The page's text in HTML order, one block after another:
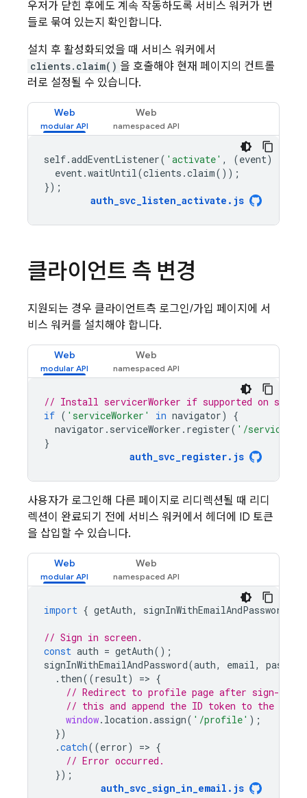
우저가 닫힌 후에도 계속 작동하도록 서비스 워커가 번
들로 묶여 있는지 확인합니다.
설치 후 활성화되었을 때 서비스 워커에서
clients.claim() 을 호출해야 현재 페이지의 컨트롤
러로 설정될 수 있습니다.
Web Web
self.addEventListener( 'activate' , (event)
event.waitUntil(clients .claim());
});
auth_svc_listen_activate . js
클라이언트 측 변경
지원되는 경우 클라이언트측 로그인/가입 페이지에 서
비스 워커를 설치해야 합니다.
Web Web
// Install servicerWorker if supported on sign-
if ( 'serviceWorker' in navigator)
{
navigator . serviceWorker . register( '/service-
}
auth_svc_register. js
사용자가 로그인해 다른 페이지로 리디렉션될 때 리디
렉션이 완료되기 전에 서비스 워커에서 헤더에 ID 토큰
을 삽입할 수 있습니다.
Web Web
import { getAuth, signInWithEmailAndPassword
// Sign in screen.
const auth = getAuth();
signInWithEmailAndPassword(auth, email,
. then((result) => {
// Redirect to profile page after sign-in.
// this and append the ID token to the
window. location .assign( '/profile' );
})
.catch((error) => {
// Error occurred.
});
auth_svc_sign_in_email . js